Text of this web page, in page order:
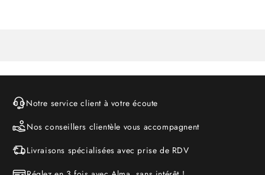
Notre service client à votre écoute
Nos conseillers clientèle vous accompagnent
Livraisons spécialisées avec prise de RDV